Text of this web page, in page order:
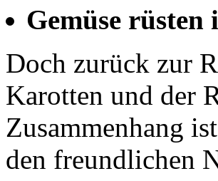
Gemüse rüsten
Doch zurück zur
Karotten und der
Zusammenhang
den freundlichen